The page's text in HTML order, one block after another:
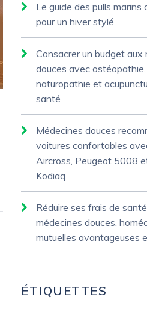
Le guide des pulls marins
pour un hiver stylé
Consacrer un budget aux
douces avec ostéopathie,
naturopathie et
santé
Médecines douces
voitures confortables
Aircross, Peugeot 5008
Kodiaq
Réduire ses frais de
médecines douces,
mutuelles avantageuses
ÉTIQUETTES